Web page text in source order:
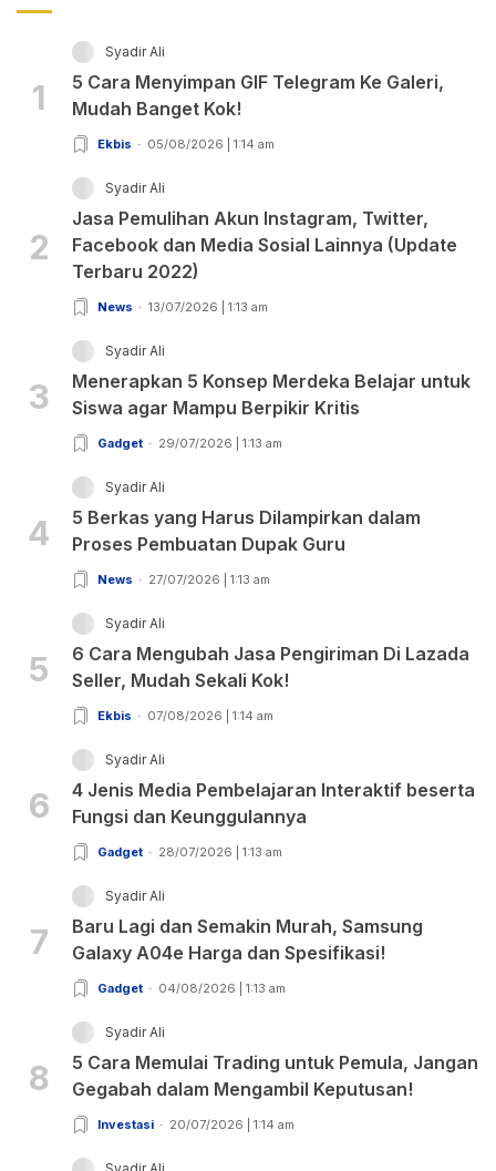
1
Syadir Ali
5 Cara Menyimpan GIF Telegram Ke Galeri,
Mudah Banget Kok!
Ekbis 05/08/2026 | 1:14 am
2
Syadir Ali
Jasa Pemulihan Akun Instagram, Twitter,
Facebook dan Media Sosial Lainnya (Update
Terbaru 2022)
News 13/07/2026 | 1:13 am
3
Syadir Ali
Menerapkan 5 Konsep Merdeka Belajar untuk
Siswa agar Mampu Berpikir Kritis
Gadget 29/07/2026 | 1:13 am
4
Syadir Ali
5 Berkas yang Harus Dilampirkan dalam
Proses Pembuatan Dupak Guru
News 27/07/2026 | 1:13 am
5
Syadir Ali
6 Cara Mengubah Jasa Pengiriman Di Lazada
Seller, Mudah Sekali Kok!
Ekbis 07/08/2026 | 1:14 am
6
Syadir Ali
4 Jenis Media Pembelajaran Interaktif beserta
Fungsi dan Keunggulannya
Gadget 28/07/2026 | 1:13 am
7
Syadir Ali
Baru Lagi dan Semakin Murah, Samsung
Galaxy A04e Harga dan Spesifikasi!
Gadget 04/08/2026 | 1:13 am
8
Syadir Ali
5 Cara Memulai Trading untuk Pemula, Jangan
Gegabah dalam Mengambil Keputusan!
Investasi 20/07/2026 | 1:14 am